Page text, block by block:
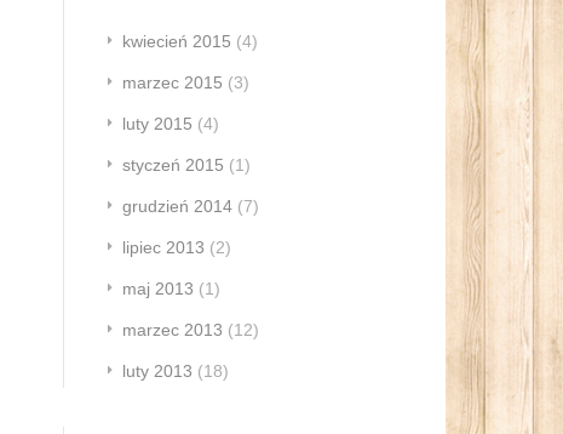
kwiecień 2015 (4)
marzec 2015 (3)
luty 2015 (4)
styczeń 2015 (1)
grudzień 2014 (7)
lipiec 2013 (2)
maj 2013 (1)
marzec 2013 (12)
luty 2013 (18)